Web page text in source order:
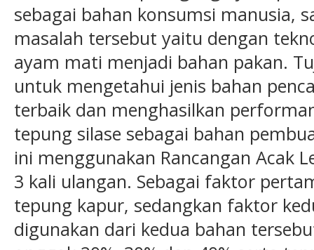
sebagai bahan konsumsi manusia,
masalah tersebut yaitu dengan
ayam mati menjadi bahan pakan.
untuk mengetahui jenis bahan
terbaik dan menghasilkan
tepung silase sebagai bahan
ini menggunakan Rancangan Acak
3 kali ulangan. Sebagai faktor
tepung kapur, sedangkan faktor
digunakan dari kedua bahan